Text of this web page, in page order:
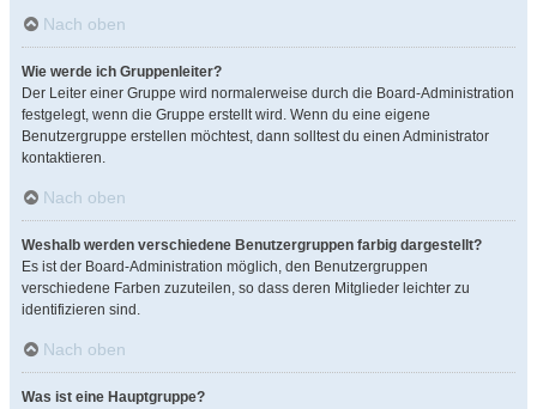
Nach oben
Wie werde ich Gruppenleiter?
Der Leiter einer Gruppe wird normalerweise durch die Board-Administration
festgelegt, wenn die Gruppe erstellt wird. Wenn du eine eigene
Benutzergruppe erstellen möchtest, dann solltest du einen Administrator
kontaktieren.
Nach oben
Weshalb werden verschiedene Benutzergruppen farbig dargestellt?
Es ist der Board-Administration möglich, den Benutzergruppen
verschiedene Farben zuzuteilen, so dass deren Mitglieder leichter zu
identifizieren sind.
Nach oben
Was ist eine Hauptgruppe?